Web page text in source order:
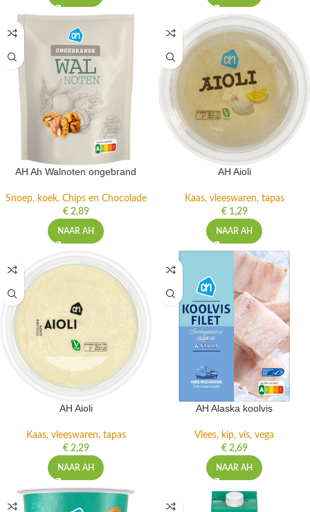
AH Ah Walnoten ongebrand
Snoep, koek, Chips en Chocolade
€2,89
NAAR AH
AH Aioli
Kaas, vleeswaren, tapas
€1,29
NAAR AH
AH Aioli
Kaas, vleeswaren, tapas
€2,29
NAAR AH
AH Alaska koolvis
Vlees, kip, vis, vega
€2,69
NAAR AH